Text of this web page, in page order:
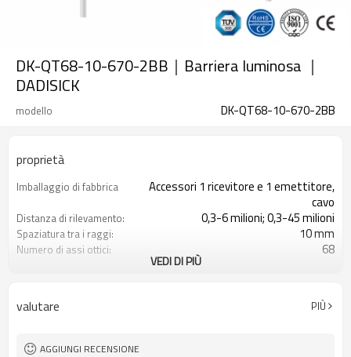
DK-QT68-10-670-2BB｜Barriera luminosa ｜
DADISICK
modello DK-QT68-10-670-2BB
proprietà
Imballaggio di fabbrica
Accessori 1 ricevitore e 1 emettitore,
cavo
Distanza di rilevamento: 0,3-6 milioni; 0,3-45 milioni
Spaziatura tra i raggi: 10 mm
Numero di assi ottici: 68
Spina di interfaccia Dotato di connettore M16
Certificazione:
VEDI DI PIÙ
valutare PIÙ
AGGIUNGI RECENSIONE